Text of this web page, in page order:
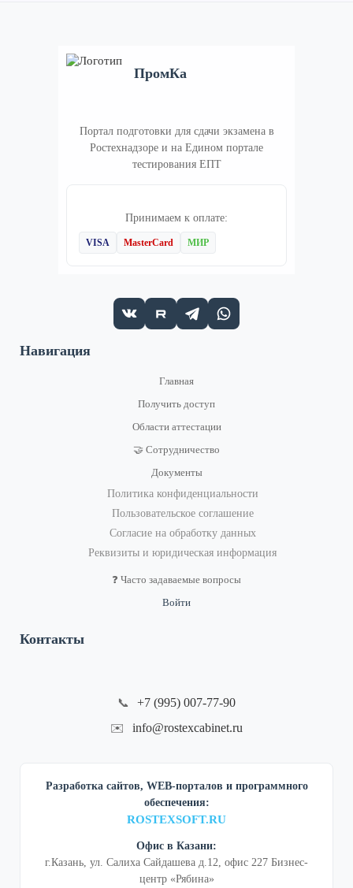
ПромКа
Портал подготовки для сдачи экзамена в
Ростехнадзоре и на Едином портале
тестирования ЕПТ
Принимаем к оплате:
VISA MasterCard МИР
Навигация
Главная
Получить доступ
Области аттестации
🤝 Сотрудничество
Документы
Политика конфиденциальности
Пользовательское соглашение
Согласие на обработку данных
Реквизиты и юридическая информация
❓ Часто задаваемые вопросы
Войти
Контакты
📞 +7 (995) 007-77-90
✉️ info@rostexcabinet.ru
Разработка сайтов, WEB-порталов и программного
обеспечения:
ROSTEXSOFT.RU
Офис в Казани:
г.Казань, ул. Салиха Сайдашева д.12, офис 227 Бизнес-
центр «Рябина»